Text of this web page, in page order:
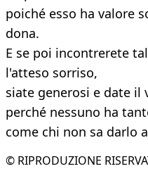
poiché esso ha valore
dona.
E se poi incontrerete
l'atteso sorriso,
siate generosi e date il
perché nessuno ha
come chi non sa darlo
© RIPRODUZIONE